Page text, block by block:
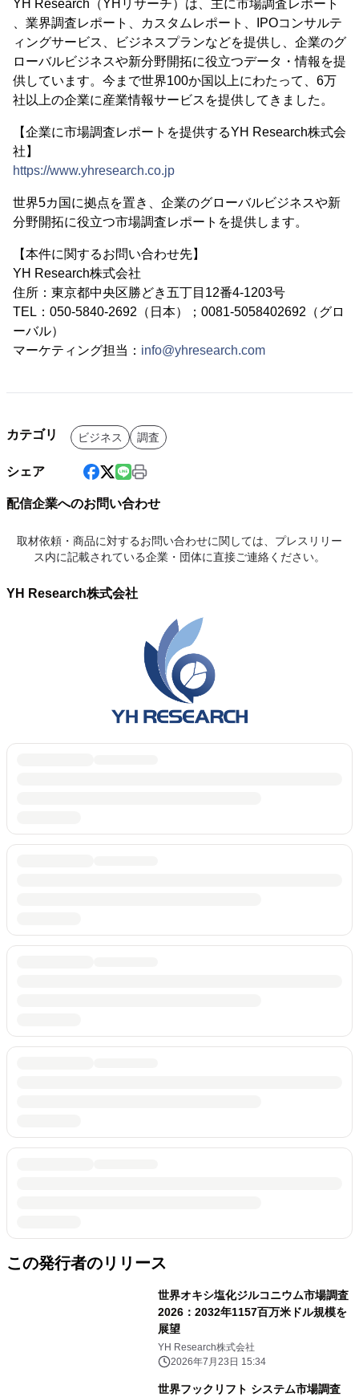
YH Research（YHリサーチ）は、主に市場調査レポート
、業界調査レポート、カスタムレポート、IPOコンサルテ
ィングサービス、ビジネスプランなどを提供し、企業のグ
ローバルビジネスや新分野開拓に役立つデータ・情報を提
供しています。今まで世界100か国以上にわたって、6万
社以上の企業に産業情報サービスを提供してきました。
【企業に市場調査レポートを提供するYH Research株式会
社】
https://www.yhresearch.co.jp
世界5カ国に拠点を置き、企業のグローバルビジネスや新
分野開拓に役立つ市場調査レポートを提供します。
【本件に関するお問い合わせ先】
YH Research株式会社
住所：東京都中央区勝どき五丁目12番4-1203号
TEL：050-5840-2692（日本）；0081-5058402692（グロ
ーバル）
マーケティング担当： info@yhresearch.com
カテゴリ ビジネス 調査
シェア
配信企業へのお問い合わせ
取材依頼・商品に対するお問い合わせに関しては、プレスリリー
ス内に記載されている企業・団体に直接ご連絡ください。
YH Research株式会社
この発行者のリリース
世界オキシ塩化ジルコニウム市場調査
2026：2032年1157百万米ドル規模を
展望
YH Research株式会社
2026年7月23日 15:34
世界フックリフト システム市場調査